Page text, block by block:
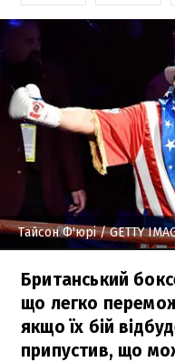
Тайсон Ф'юрі/ GETTY
Британський
що легко
якщо їх бій
припустив, що